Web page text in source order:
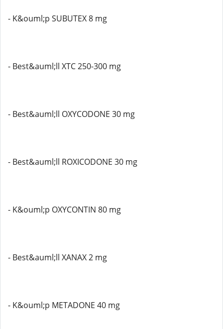
- K&ouml;p SUBUTEX 8 mg
- Best&auml;ll XTC 250-300 mg
- Best&auml;ll OXYCODONE 30 mg
- Best&auml;ll ROXICODONE 30 mg
- K&ouml;p OXYCONTIN 80 mg
- Best&auml;ll XANAX 2 mg
- K&ouml;p METADONE 40 mg